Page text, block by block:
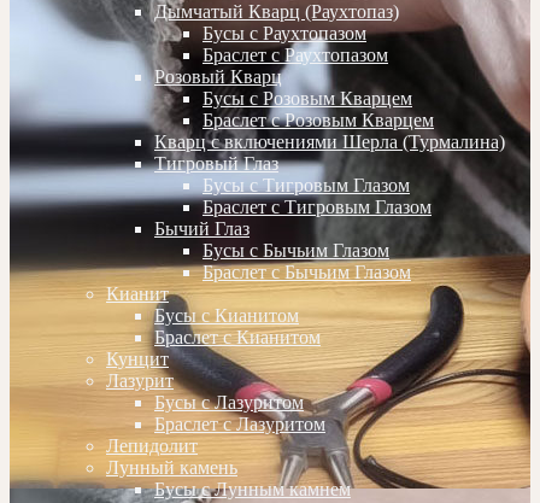
Дымчатый Кварц (Раухтопаз)
Бусы с Раухтопазом
Браслет с Раухтопазом
Розовый Кварц
Бусы с Розовым Кварцем
Браслет с Розовым Кварцем
Кварц с включениями Шерла (Турмалина)
Тигровый Глаз
Бусы с Тигровым Глазом
Браслет с Тигровым Глазом
Бычий Глаз
Бусы с Бычьим Глазом
Браслет с Бычьим Глазом
Кианит
Бусы с Кианитом
Браслет с Кианитом
Кунцит
Лазурит
Бусы с Лазуритом
Браслет с Лазуритом
Лепидолит
Лунный камень
Бусы с Лунным камнем